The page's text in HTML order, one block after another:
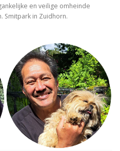
en veilige omheinde
Smitpark in Zuidhorn.